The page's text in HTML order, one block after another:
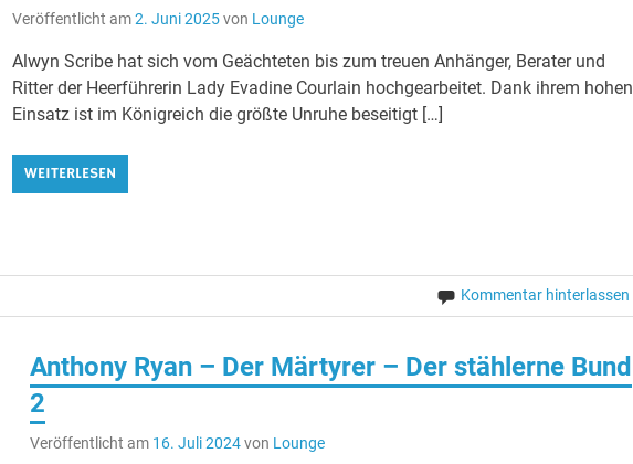
Veröffentlicht am2. Juni 2025von Lounge
Alwyn Scribe hat sich vom Geächteten bis zum treuen Anhänger, Berater und
Ritter der Heerführerin Lady Evadine Courlain hochgearbeitet. Dank ihrem hohen
Einsatz ist im Königreich die größte Unruhe beseitigt […]
WEITERLESEN
Kommentar hinterlassen
Anthony Ryan – Der Märtyrer – Der stählerne Bund
2
Veröffentlicht am 16. Juli 2024von Lounge